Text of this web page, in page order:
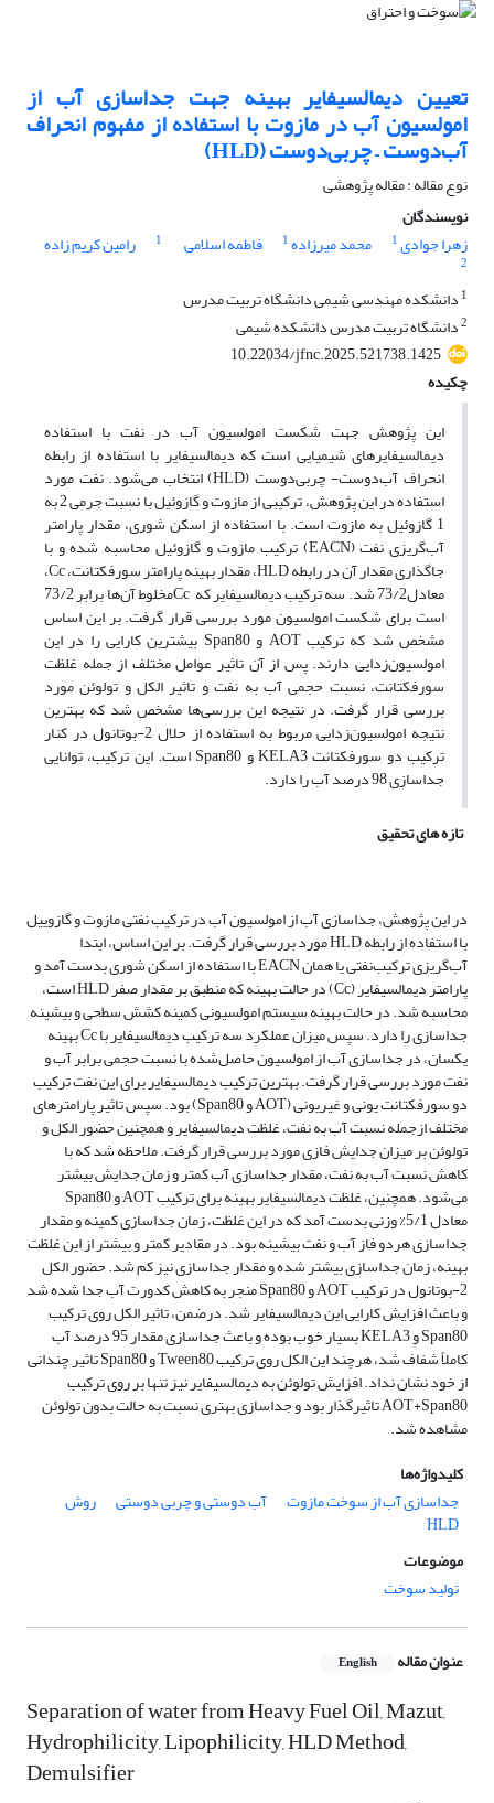
تعیین دیمالسیفایر بهینه جهت جداسازی آب از
امولسیون آب در مازوت با استفاده از مفهوم انحراف
آب‌دوست – چربی‌دوست (HLD)
نوع مقاله : مقاله پژوهشی
نویسندگان
زهرا جوادی1 محمد میرزاده1 فاطمه اسلامی 1 رامین کریم زاده
2
1 دانشکده مهندسی شیمی دانشگاه تربیت مدرس
2دانشگاه تربیت مدرس دانشکده شیمی
10.22034/jfnc.2025.521738.1425
چکیده
این پژوهش جهت شکست امولسیون آب در نفت با استفاده
دیمالسیفایرهای شیمیایی است که دیمالسیفایر با استفاده از رابطه
انحراف آب‌دوست- چربی‌دوست (HLD) انتخاب می‌شود. نفت مورد
استفاده در این پژوهش، ترکیبی از مازوت و گازوئیل با نسبت جرمی 2 به
1 گازوئیل به مازوت است. با استفاده از اسکن شوری، مقدار پارامتر
آب‌گریزی نفت (EACN) ترکیب مازوت و گازوئیل محاسبه شده و با
جاگذاری مقدار آن در رابطه HLD، مقدار بهینه پارامتر سورفکتانت، Cc،
معادل73/2 شد. سه ترکیب دیمالسیفایر که Ccمخلوط آن‌ها برابر 73/2
است برای شکست امولسیون مورد بررسی قرار گرفت. بر این‌ اساس
مشخص شد که ترکیب AOT و Span80 بیشترین کارایی را در این
امولسیون‌زدایی دارند. پس از آن تاثیر عوامل مختلف از جمله غلظت
سورفکتانت، نسبت حجمی آب به نفت و تاثیر الکل و تولوئن مورد
بررسی قرار گرفت. در نتیجه این بررسی‌ها مشخص شد که بهترین
نتیجه امولسیون‌زدایی مربوط به استفاده از حلال 2-بوتانول در کنار
ترکیب دو سورفکتانت KELA3 و Span80 است. این ترکیب، توانایی
جداسازی 98 درصد آب را دارد.
تازه های تحقیق
در این پژوهش، جداسازی آب از امولسیون آب در ترکیب نفتی مازوت و گازوییل
با استفاده از رابطه HLD مورد بررسی قرار گرفت. بر این اساس، ابتدا
آب‌گریزی ترکیب‌نفتی یا همان EACN با استفاده از اسکن شوری بدست آمد و
پارامتر دیمالسیفایر (Cc) در حالت بهینه که منطبق بر مقدار صفر HLD است،
محاسبه شد. در حالت بهینه سیستم امولسیونی کمینه کشش سطحی و بیشینه
جداسازی را دارد. سپس میزان عملکرد سه ترکیب دیمالسیفایر با Cc بهینه
یکسان، در جداسازی آب از امولسیون حاصل‌شده با نسبت حجمی برابر آب و
نفت مورد بررسی قرار گرفت. بهترین ترکیب دیمالسیفایر برای این نفت ترکیب
دو سورفکتانت یونی و غیریونی (AOT و Span80) بود. سپس تاثیر پارامترهای
مختلف ازجمله نسبت آب به نفت، غلظت دیمالسیفایر و همچنین حضور الکل و
تولوئن بر میزان جدایش فازی مورد بررسی قرار گرفت. ملاحظه شد که با
کاهش نسبت آب به نفت، مقدار جداسازی آب کمتر و زمان جدایش بیشتر
می‌شود. همچنین، غلظت دیمالسیفایر بهینه برای ترکیب AOT و Span80
معادل 5/1% وزنی بدست آمد که در این غلظت، زمان جداسازی کمینه و مقدار
جداسازی هردو فاز آب و نفت بیشینه بود. در مقادیر کمتر و بیشتر از این غلظت
بهینه، زمان جداسازی بیشتر شده و مقدار جداسازی نیز کم شد. حضور الکل
2-بوتانول در ترکیب AOT و Span80 منجر به کاهش کدورت آب جدا شده شد
و باعث افزایش کارایی این دیمالسیفایر شد. درضمن، تاثیر الکل روی ترکیب
Span80 و KELA3 بسیار خوب بوده و باعث جداسازی مقدار 95 درصد آب
کاملاً شفاف شد، هرچند این الکل روی ترکیب Tween80 و Span80 تاثیر چندانی
از خود نشان نداد. افزایش تولوئن به دیمالسیفایر نیز تنها بر روی ترکیب
AOT+Span80 تاثیرگذار بود و جداسازی بهتری نسبت به حالت بدون تولوئن
مشاهده شد.
کلیدواژه‌ها
جداسازی آب از سوخت مازوت
آب دوستی و چربی دوستی روش
HLD
موضوعات
تولید سوخت
عنوان مقاله English
Separation of water from Heavy Fuel Oil, Mazut,
Hydrophilicity, Lipophilicity, HLD Method,
Demulsifier